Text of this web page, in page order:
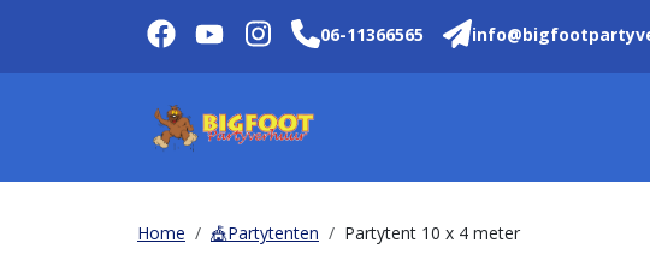
06-11366565
Home 🎪Partytenten Partytent 10 x 4 meter